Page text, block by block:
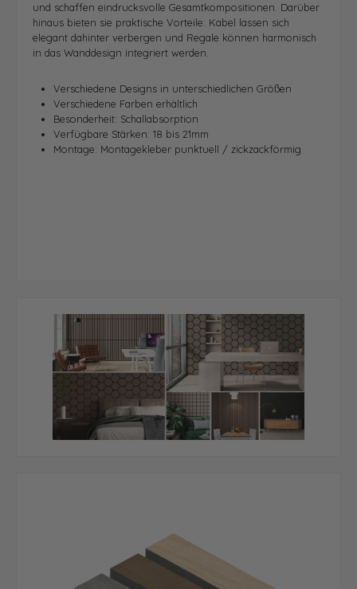
und schaffen eindrucksvolle Gesamtkompositionen. Darüber
hinaus bieten sie praktische Vorteile: Kabel lassen sich
elegant dahinter verbergen und Regale können harmonisch
in das Wanddesign integriert werden.
Verschiedene Designs in unterschiedlichen Größen
Verschiedene Farben erhältlich
Besonderheit: Schallabsorption
Verfügbare Stärken: 18 bis 21mm
Montage: Montagekleber punktuell / zickzackförmig
Bildergalerie überspringen